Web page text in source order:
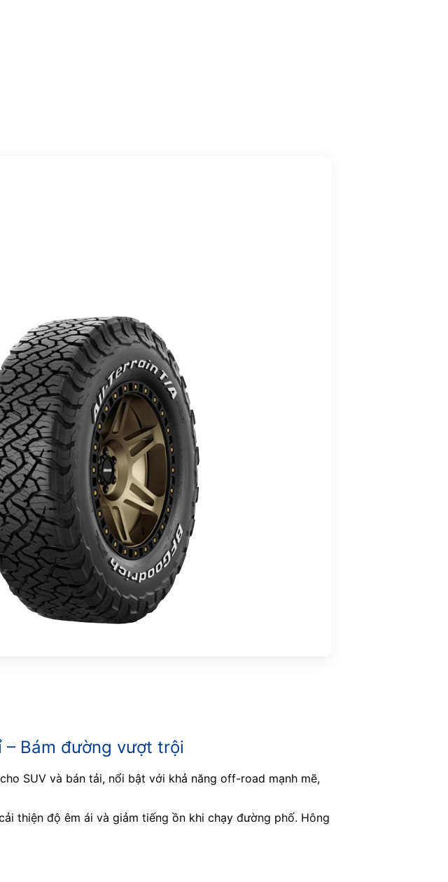
– Bám đường vượt trội
SUV và bán tải, nổi bật với khả năng off-road mạnh mẽ,
thiện độ êm ái và giảm tiếng ồn khi chạy đường phố. Hông